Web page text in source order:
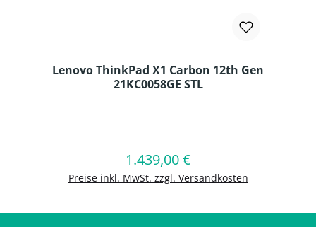
Lenovo ThinkPad X1 Carbon 12th Gen
21KC0058GE STL
Regulärer Preis:
1.439,00 €
Preise inkl. MwSt. zzgl. Versandkosten
In den Warenkorb